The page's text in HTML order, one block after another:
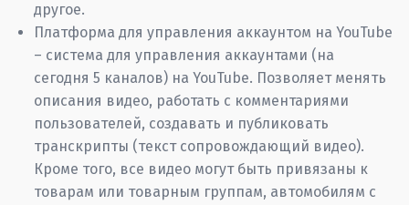
другое.
Платформа для управления аккаунтом на YouTube
– система для управления аккаунтами (на
сегодня 5 каналов) на YouTube. Позволяет менять
описания видео, работать с комментариями
пользователей, создавать и публиковать
транскрипты (текст сопровождающий видео).
Кроме того, все видео могут быть привязаны к
товарам или товарным группам, автомобилям с